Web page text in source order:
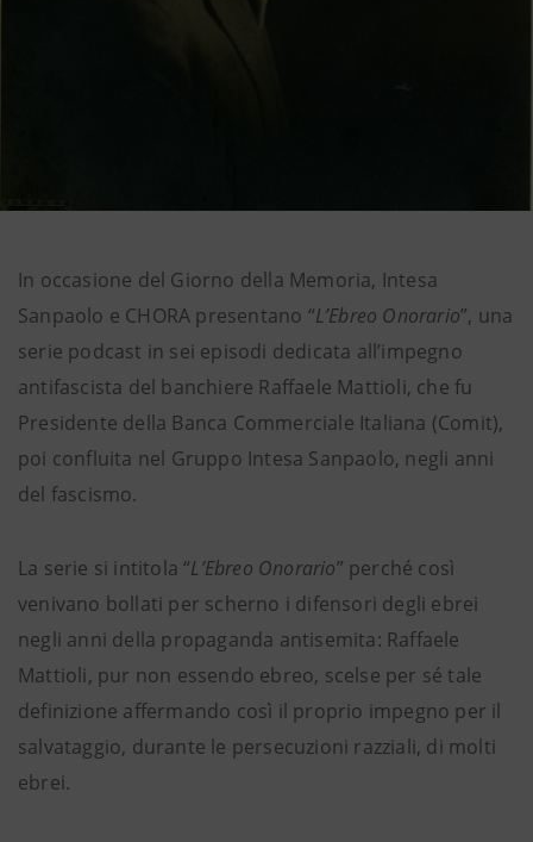
In occasione del Giorno della Memoria, Intesa
Sanpaolo e CHORA presentano “L’Ebreo Onorario”, una
serie podcast in sei episodi dedicata all’impegno
antifascista del banchiere Raffaele Mattioli, che fu
Presidente della Banca Commerciale Italiana (Comit),
poi confluita nel Gruppo Intesa Sanpaolo, negli anni
del fascismo.
La serie si intitola “L’Ebreo Onorario” perché così
venivano bollati per scherno i difensori degli ebrei
negli anni della propaganda antisemita: Raffaele
Mattioli, pur non essendo ebreo, scelse per sé tale
definizione affermando così il proprio impegno per il
salvataggio, durante le persecuzioni razziali, di molti
ebrei.